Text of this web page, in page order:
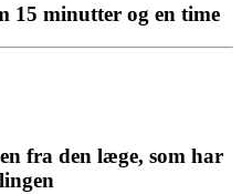
15 minutter og en time
fra den læge, som har